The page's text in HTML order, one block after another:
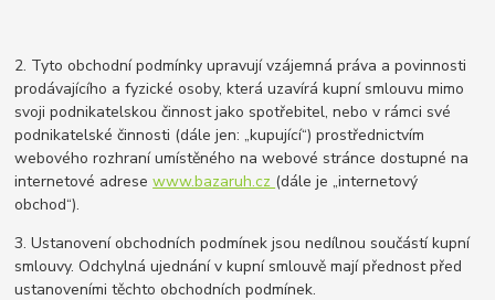
2. Tyto obchodní podmínky upravují vzájemná práva a povinnosti
prodávajícího a fyzické osoby, která uzavírá kupní smlouvu mimo
svoji podnikatelskou činnost jako spotřebitel, nebo v rámci své
podnikatelské činnosti (dále jen: „kupující“) prostřednictvím
webového rozhraní umístěného na webové stránce dostupné na
internetové adresewww.bazaruh.cz (dále je „internetový
obchod“).
3. Ustanovení obchodních podmínek jsou nedílnou součástí kupní
smlouvy. Odchylná ujednání v kupní smlouvě mají přednost před
ustanoveními těchto obchodních podmínek.